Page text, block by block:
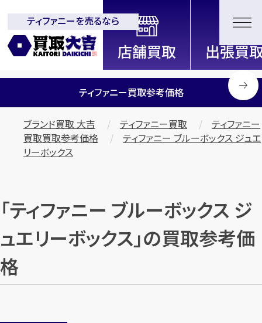
全国2200店舗以上展開中！
信頼と実績の買取専門店「買取大
吉」
ティファニーを売るなら
ティファニー買取参考価格
ブランド買取 大吉 ティファニー買取
ティファニー
買取買取参考価格
ティファニー ブルーボックス ジュエ
リーボックス
「ティファニー ブルーボックス ジ
ュエリーボックス」の買取参考価
格